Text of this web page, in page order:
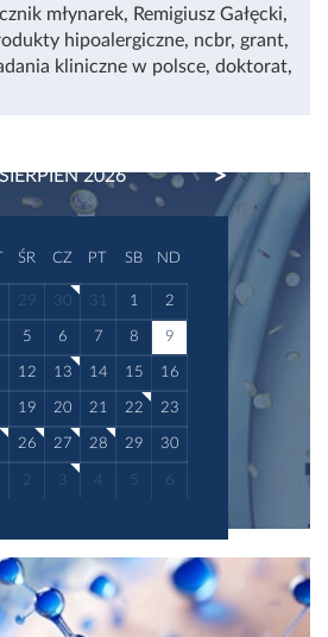
młynarek, Remigiusz Gałęcki,
hipoalergiczne, ncbr, grant,
kliniczne w polsce, doktorat,
2026 NEXT
ŚR CZ PT SB ND
29 30 31 1 2
5 6 7 8 9
12 13 14 15 16
19 20 21 22 23
26 27 28 29 30
2 3 4 5 6